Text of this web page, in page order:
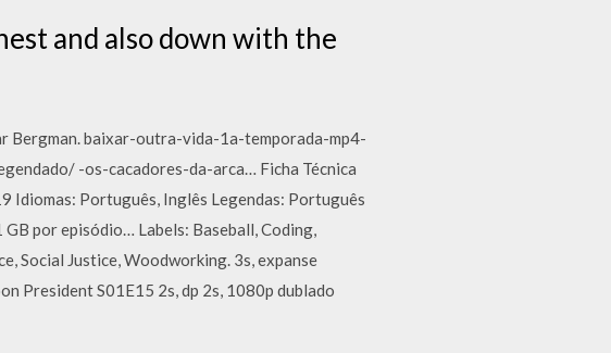
and also down with the
Bergman. baixar-outra-vida-1a-temporada-mp4-
-os-cacadores-da-arca… Ficha Técnica
Idiomas: Português, Inglês Legendas: Português
por episódio… Labels: Baseball, Coding,
Social Justice, Woodworking. 3s, expanse
President S01E15 2s, dp 2s, 1080p dublado